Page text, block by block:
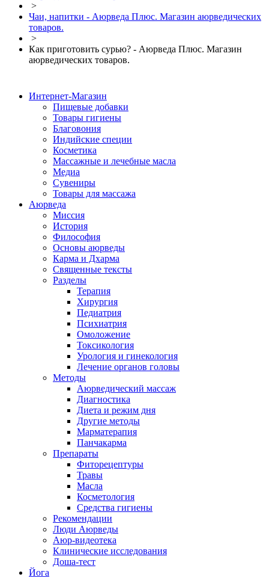
>
Чаи, напитки - Аюрведа Плюс. Магазин аюрведических
товаров.
>
Как приготовить сурью? - Аюрведа Плюс. Магазин
аюрведических товаров.
Интернет-Магазин
Пищевые добавки
Товары гигиены
Благовония
Индийские специи
Косметика
Массажные и лечебные масла
Медиа
Сувениры
Товары для массажа
Аюрведа
Миссия
История
Философия
Основы аюрведы
Карма и Дхарма
Священные тексты
Разделы
Терапия
Хирургия
Педиатрия
Психиатрия
Омоложение
Токсикология
Урология и гинекология
Лечение органов головы
Методы
Аюрведический массаж
Диагностика
Диета и режим дня
Другие методы
Марматерапия
Панчакарма
Препараты
Фиторецептуры
Травы
Масла
Косметология
Средства гигиены
Рекомендации
Люди Аюрведы
Аюр-видеотека
Клинические исследования
Доша-тест
Йога